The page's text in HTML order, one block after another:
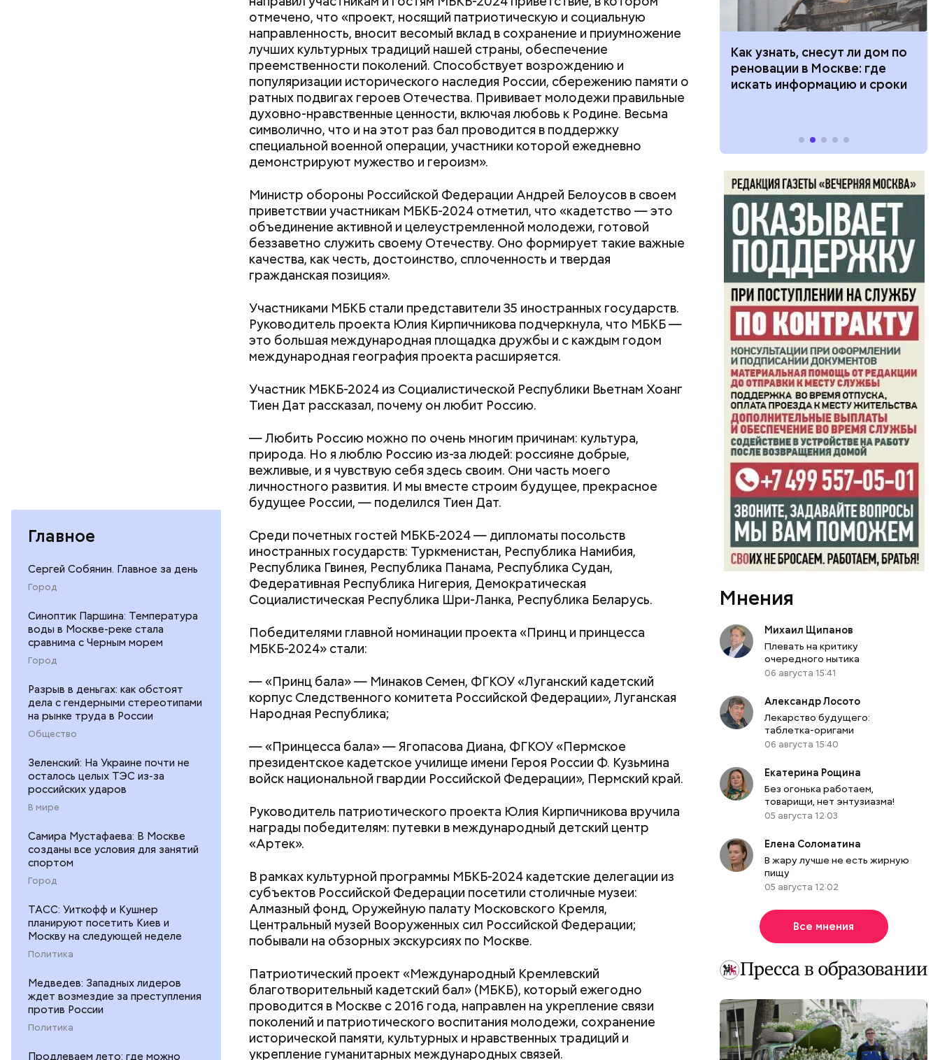
Главное
Сергей Собянин. Главное за день
Город
Синоптик Паршина: Температура
воды в Москве-реке стала
сравнима с Черным морем
Город
Разрыв в деньгах: как обстоят
дела с гендерными стереотипами
на рынке труда в России
Общество
Зеленский: На Украине почти не
осталось целых ТЭС из-за
российских ударов
В мире
Самира Мустафаева: В Москве
созданы все условия для занятий
спортом
Город
ТАСС: Уиткофф и Кушнер
планируют посетить Киев и
Москву на следующей неделе
Политика
Медведев: Западных лидеров
ждет возмездие за преступления
против России
Политика
Продлеваем лето: где можно
отмечено, что «проект, носящий патриотическую и социальную
направленность, вносит весомый вклад в сохранение и приумножение
лучших культурных традиций нашей страны, обеспечение
преемственности поколений. Способствует возрождению и
популяризации исторического наследия России, сбережению памяти о
ратных подвигах героев Отечества. Прививает молодежи правильные
духовно-нравственные ценности, включая любовь к Родине. Весьма
символично, что и на этот раз бал проводится в поддержку
специальной военной операции, участники которой ежедневно
демонстрируют мужество и героизм».
Министр обороны Российской Федерации Андрей Белоусов в своем
приветствии участникам МБКБ-2024 отметил, что «кадетство — это
объединение активной и целеустремленной молодежи, готовой
беззаветно служить своему Отечеству. Оно формирует такие важные
качества, как честь, достоинство, сплоченность и твердая
гражданская позиция».
Участниками МБКБ стали представители 35 иностранных государств.
Руководитель проекта Юлия Кирпичникова подчеркнула, что МБКБ —
это большая международная площадка дружбы и с каждым годом
международная география проекта расширяется.
Участник МБКБ-2024 из Социалистической Республики Вьетнам Хоанг
Тиен Дат рассказал, почему он любит Россию.
— Любить Россию можно по очень многим причинам: культура,
природа. Но я люблю Россию из-за людей: россияне добрые,
вежливые, и я чувствую себя здесь своим. Они часть моего
личностного развития. И мы вместе строим будущее, прекрасное
будущее России, — поделился Тиен Дат.
Среди почетных гостей МБКБ-2024 — дипломаты посольств
иностранных государств: Туркменистан, Республика Намибия,
Республика Гвинея, Республика Панама, Республика Судан,
Федеративная Республика Нигерия, Демократическая
Социалистическая Республика Шри-Ланка, Республика Беларусь.
Победителями главной номинации проекта «Принц и принцесса
МБКБ-2024» стали:
— «Принц бала» — Минаков Семен, ФГКОУ «Луганский кадетский
корпус Следственного комитета Российской Федерации», Луганская
Народная Республика;
— «Принцесса бала» — Ягопасова Диана, ФГКОУ «Пермское
президентское кадетское училище имени Героя России Ф. Кузьмина
войск национальной гвардии Российской Федерации», Пермский край.
Руководитель патриотического проекта Юлия Кирпичникова вручила
награды победителям: путевки в международный детский центр
«Артек».
В рамках культурной программы МБКБ-2024 кадетские делегации из
субъектов Российской Федерации посетили столичные музеи:
Алмазный фонд, Оружейную палату Московского Кремля,
Центральный музей Вооруженных сил Российской Федерации;
побывали на обзорных экскурсиях по Москве.
Патриотический проект «Международный Кремлевский
благотворительный кадетский бал» (МБКБ), который ежегодно
проводится в Москве с 2016 года, направлен на укрепление связи
поколений и патриотического воспитания молодежи, сохранение
исторической памяти, культурных и нравственных традиций и
укрепление гуманитарных международных связей.
кабачок;
петрушка;
чеснок;
оливковое масло;
соль.
— Кабачки, порезанные кубиками, нужно легко обжарить на
сковороде. К ним добавляются зелень петрушки, чеснок, соль и
оливковое масло. Получается очень вкусно, — поделился рецептом
Копылов.
Спагетти из кабачков
Как поменять батареи дома и
не получить штраф
Как получить до 100 тысяч
рублей от государства при
трудной ситуации: кто может
претендовать и какие нужны
документы
Как узнать, снесут ли дом по
реновации в Москве: где
искать информацию и сроки
Мнения
Михаил Щипанов
Плевать на критику
очередного нытика
06 августа 15:41
Александр Лосото
Лекарство будущего:
таблетка-оригами
06 августа 15:40
Екатерина Рощина
Без огонька работаем,
товарищи, нет энтузиазма!
05 августа 12:03
Елена Соломатина
В жару лучше не есть жирную
пищу
05 августа 12:02
Все мнения